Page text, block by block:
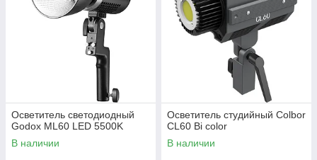
Осветитель светодиодный
Godox ML60 LED 5500K
В наличии
Осветитель студийный Colbor
CL60 Bi color
В наличии